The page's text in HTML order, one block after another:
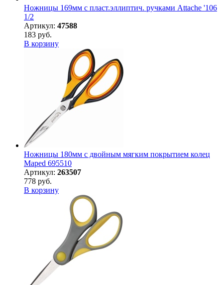
Ножницы 169мм с пласт.эллиптич. ручками Attache '106
1/2
Артикул: 47588
183 руб.
В корзину
Ножницы 180мм с двойным мягким покрытием колец
Maped 695510
Артикул: 263507
778 руб.
В корзину